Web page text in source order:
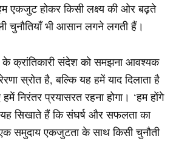
एकजुट होकर किसी लक्ष्य की ओर बढ़ते
चुनौतियाँ भी आसान लगने लगती हैं।
के क्रांतिकारी संदेश को समझना आवश्यक
स्रोत है, बल्कि यह हमें याद दिलाता है
हमें निरंतर प्रयासरत रहना होगा। ‘हम होंगे
सिखाते हैं कि संघर्ष और सफलता का
समुदाय एकजुटता के साथ किसी चुनौती